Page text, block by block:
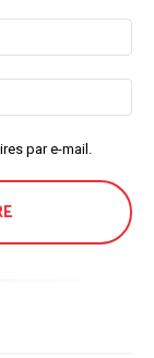
/
:*
par e-mail.